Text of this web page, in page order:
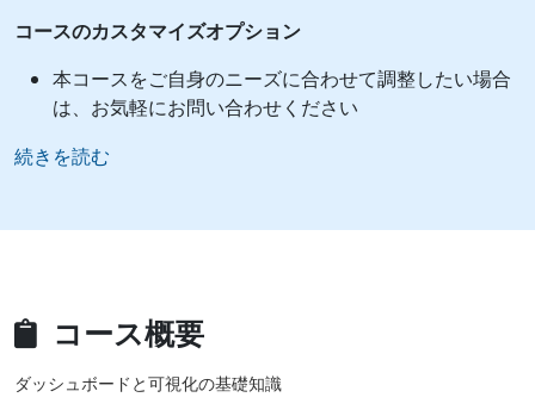
コースのカスタマイズオプション
本コースをご自身のニーズに合わせて調整したい場合
は、お気軽にお問い合わせください
続きを読む
コース概要
ダッシュボードと可視化の基礎知識